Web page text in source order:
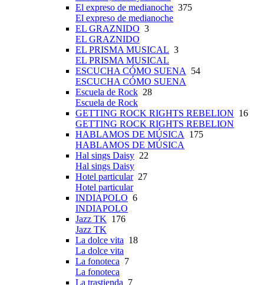
El expreso de medianoche 375
El expreso de medianoche
EL GRAZNIDO 3
EL GRAZNIDO
EL PRISMA MUSICAL 3
EL PRISMA MUSICAL
ESCUCHA CÓMO SUENA
54
ESCUCHA CÓMO SUENA
Escuela de Rock 28
Escuela de Rock
GETTING ROCK RIGHTS REBELION 16
GETTING ROCK RIGHTS REBELION
HABLAMOS DE MÚSICA
175
HABLAMOS DE MÚSICA
Hal sings Daisy 22
Hal sings Daisy
Hotel particular27
Hotel particular
INDIAPOLO 6
INDIAPOLO
Jazz TK 176
Jazz TK
La dolce vita 18
La dolce vita
La fonoteca 7
La fonoteca
La trastienda 7